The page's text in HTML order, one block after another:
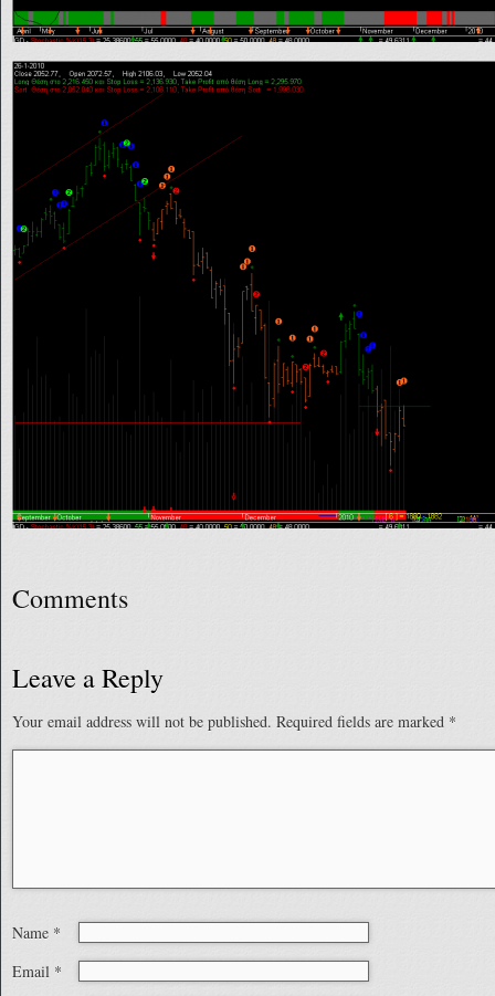
Comments
Leave a Reply
Your email address will not be published. Required fields are marked *
Name *
Email *